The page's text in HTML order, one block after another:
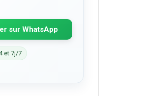
sur WhatsApp
et 7j/7